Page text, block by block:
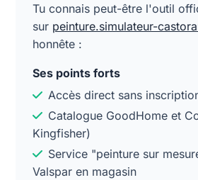
Tu connais peut-être l'outil
sur peinture.simulateur-
honnête :
Ses points forts
Accès direct sans
Catalogue GoodHome et
Kingfisher)
Service "peinture sur
Valspar en magasin